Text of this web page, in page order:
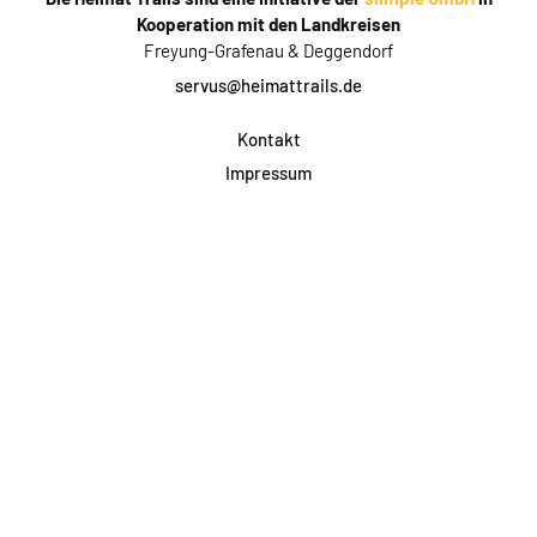
Kooperation mit den Landkreisen
Freyung-Grafenau & Deggendorf
servus@heimattrails.de
Kontakt
Impressum